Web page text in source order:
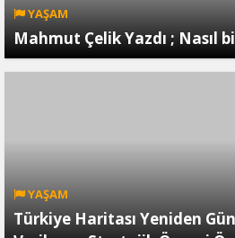
YAŞAM
Mahmut Çelik Yazdı ; Nasıl
YAŞAM
Türkiye Haritası Yeniden